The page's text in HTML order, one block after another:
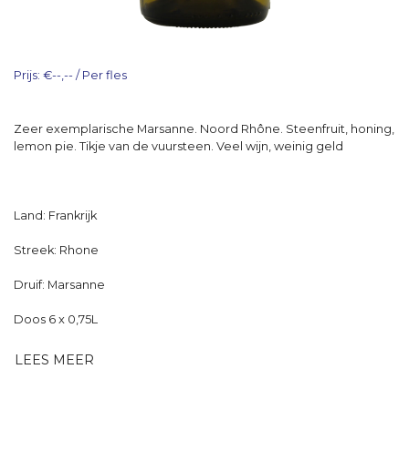
Prijs: €--,-- / Per fles
Zeer exemplarische Marsanne. Noord Rhône. Steenfruit, honing,
lemon pie. Tikje van de vuursteen. Veel wijn, weinig geld
Land: Frankrijk
Streek: Rhone
Druif: Marsanne
Doos 6 x 0,75L
LEES MEER